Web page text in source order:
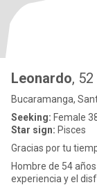
Leonardo, 52
Bucaramanga,
Seeking: Female
Star sign: Pisces
Gracias por tu
Hombre de 54
experiencia y el